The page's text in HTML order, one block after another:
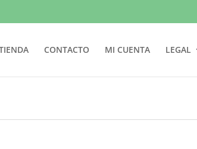
CONTACTO MI CUENTA LEGAL